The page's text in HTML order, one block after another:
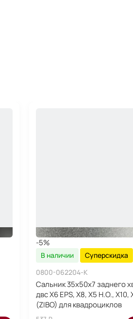
-5%
В наличии
Суперскидка
0800-062204-K
Сальник 35х50х7 заднего
двс Х6 ЕРS, X8, Х5 H.O., Х10,
(ZIBO) для квадроциклов